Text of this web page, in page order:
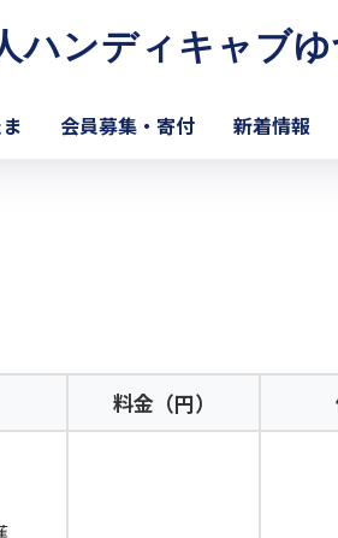
ハンディキャブ
会員募集・寄付 新着情報
料金（円）